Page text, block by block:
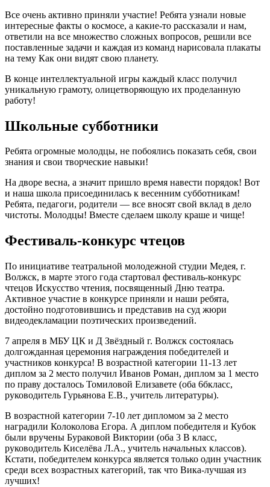
Все очень активно приняли участие! Ребята узнали новые
интересные факты о космосе, а какие-то рассказали и нам,
ответили на все множество сложных вопросов, решили все
поставленные задачи и каждая из команд нарисовала плакаты
на тему Как они видят свою планету.
В конце интеллектуальной игры каждый класс получил
уникальную грамоту, олицетворяющую их проделанную
работу!
Школьные субботники
Ребята огромные молодцы, не побоялись показать себя, свои
знания и свои творческие навыки!
На дворе весна, а значит пришло время навести порядок! Вот
и наша школа присоединилась к весенним субботникам!
Ребята, педагоги, родители — все вносят свой вклад в дело
чистоты. Молодцы! Вместе сделаем школу краше и чище!
Фестиваль-конкурс чтецов
По инициативе театральной молодежной студии Медея, г.
Волжск, в марте этого года стартовал фестиваль-конкурс
чтецов Искусство чтения, посвященный Дню театра.
Активное участие в конкурсе приняли и наши ребята,
достойно подготовившись и представив на суд жюри
видеодекламации поэтических произведений.
7 апреля в МБУ ЦК и Д Звёздный г. Волжск состоялась
долгожданная церемония награждения победителей и
участников конкурса! В возрастной категории 11-13 лет
диплом за 2 место получил Иванов Роман, диплом за 1 место
по праву досталось Томиловой Елизавете (оба 6бкласс,
руководитель Гурьянова Е.В., учитель литературы).
В возрастной категории 7-10 лет дипломом за 2 место
наградили Колоколова Егора. А диплом победителя и Кубок
были вручены Бураковой Виктории (оба 3 В класс,
руководитель Киселёва Л.А., учитель начальных классов).
Кстати, победителем конкурса является только один участник
среди всех возрастных категорий, так что Вика-лучшая из
лучших!